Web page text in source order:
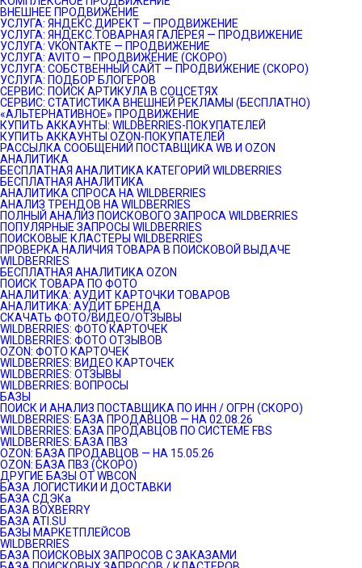
ВНЕШНЕЕ ПРОДВИЖЕНИЕ
УСЛУГА: ЯНДЕКС.ДИРЕКТ — ПРОДВИЖЕНИЕ
УСЛУГА: ЯНДЕКС.ТОВАРНАЯ ГАЛЕРЕЯ — ПРОДВИЖЕНИЕ
УСЛУГА: VKONTAKTE — ПРОДВИЖЕНИЕ
УСЛУГА: AVITO — ПРОДВИЖЕНИЕ (СКОРО)
УСЛУГА: СОБСТВЕННЫЙ САЙТ — ПРОДВИЖЕНИЕ (СКОРО)
УСЛУГА: ПОДБОР БЛОГЕРОВ
СЕРВИС: ПОИСК АРТИКУЛА В СОЦСЕТЯХ
СЕРВИС: СТАТИСТИКА ВНЕШНЕЙ РЕКЛАМЫ (БЕСПЛАТНО)
«АЛЬТЕРНАТИВНОЕ» ПРОДВИЖЕНИЕ
КУПИТЬ АККАУНТЫ: WILDBERRIES-ПОКУПАТЕЛЕЙ
КУПИТЬ АККАУНТЫ OZON-ПОКУПАТЕЛЕЙ
РАССЫЛКА СООБЩЕНИЙ ПОСТАВЩИКА WB И OZON
АНАЛИТИКА
БЕСПЛАТНАЯ АНАЛИТИКА КАТЕГОРИЙ WILDBERRIES
БЕСПЛАТНАЯ АНАЛИТИКА
АНАЛИТИКА СПРОСА НА WILDBERRIES
АНАЛИЗ ТРЕНДОВ НА WILDBERRIES
ПОЛНЫЙ АНАЛИЗ ПОИСКОВОГО ЗАПРОСА WILDBERRIES
ПОПУЛЯРНЫЕ ЗАПРОСЫ WILDBERRIES
ПОИСКОВЫЕ КЛАСТЕРЫ WILDBERRIES
ПРОВЕРКА НАЛИЧИЯ ТОВАРА В ПОИСКОВОЙ ВЫДАЧЕ
WILDBERRIES
БЕСПЛАТНАЯ АНАЛИТИКА OZON
ПОИСК ТОВАРА ПО ФОТО
АНАЛИТИКА: АУДИТ КАРТОЧКИ ТОВАРОВ
АНАЛИТИКА: АУДИТ БРЕНДА
СКАЧАТЬ ФОТО/ВИДЕО/ОТЗЫВЫ
WILDBERRIES: ФОТО КАРТОЧЕК
WILDBERRIES: ФОТО ОТЗЫВОВ
OZON: ФОТО КАРТОЧЕК
WILDBERRIES: ВИДЕО КАРТОЧЕК
WILDBERRIES: ОТЗЫВЫ
WILDBERRIES: ВОПРОСЫ
БАЗЫ
ПОИСК И АНАЛИЗ ПОСТАВЩИКА ПО ИНН / ОГРН (СКОРО)
WILDBERRIES: БАЗА ПРОДАВЦОВ — НА 02.08.26
WILDBERRIES: БАЗА ПРОДАВЦОВ ПО СИСТЕМЕ FBS
WILDBERRIES: БАЗА ПВЗ
OZON: БАЗА ПРОДАВЦОВ — НА 15.05.26
OZON: БАЗА ПВЗ (СКОРО)
ДРУГИЕ БАЗЫ ОТ WBCON
БАЗА ЛОГИСТИКИ И ДОСТАВКИ
БАЗА СДЭКа
БАЗА BOXBERRY
БАЗА ATI.SU
БАЗЫ МАРКЕТПЛЕЙСОВ
WILDBERRIES
БАЗА ПОИСКОВЫХ ЗАПРОСОВ С ЗАКАЗАМИ